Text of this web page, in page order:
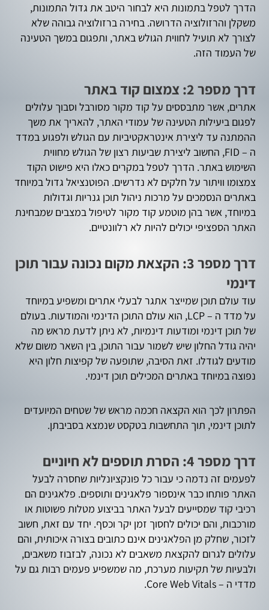
הדרך לטפל בתמונות היא לבחור היטב את גדול התמונות,
משקלן והרזולוציה הדרושה. בחירה ברזולוציה גבוהה שלא
לצורך לא תועיל לחווית הגולש באתר, ותפגום במשך הטעינה
של העמוד הזה.
דרך מספר 2: צמצום קוד באתר
אתרים, אשר מתבססים על קוד מקור מסורבל וסבוך עלולים
לפגום ביעילות הטעינה של עמודי האתר, להאריך את משך
ההמתנה עד ליצירת אינטראקטיביות עם הגולש ולפגוע במדד
ה – FID, החשוב ליצירת שביעות רצון של הגולש מחווית
השימוש באתר. הדרך לטפל במקרים כאלו היא פישוט הקוד
צמצומו וויתור על חלקים לא נדרשים. הפוטנציאל גדול במיוחד
באתרים הנסמכים על מרכות ניהול תוכן גנריות וגדולות
במיוחד, אשר בהן מוטמע קוד מקור לטיפול במצבים שמבחינת
האתר הספציפי יכולים להיות לא רלוונטיים.
דרך מספר 3: הקצאת מקום נכונה עבור תוכן
דינמי
עוד עולם תוכן שמייצר אתגר לבעלי אתרים ומשפיע במיוחד
על מדד ה – LCP, הוא עולם התוכן הדינמי והמודעות. בעולם
של תוכן דינמי ומודעות דינמיות, לא ניתן לדעת מראש מה
יהיה גודל החלון שיש לשמור עבור התוכן, בין השאר משום שלא
מודעים לגודלו. זאת הסיבה, שתופעה של קפיצות חלון היא
נפוצה במיוחד באתרים המכילים תוכן דינמי.
הפתרון לכך הוא הקצאה חכמה מראש של שטחים המיועדים
לתוכן דינמי, תוך התחשבות בטקסט שנמצא בסביבתן.
דרך מספר 4: הסרת תוספים לא חיוניים
לפעמים זה נדמה כי עבור כל פונקציונליות שחסרה לבעל
האתר פותחו כבר אינספור פלאגינים ותוספים. פלאגינים הם
רכיבי קוד שמסייעים לבעל האתר בביצוע מטלות פשוטות או
מורכבות, והם יכולים לחסוך זמן יקר וכסף. יחד עם זאת, חשוב
לזכור, שחלק מן הפלאגינים אינם כתובים בצורה איכותית, והם
עלולים לגרום להקצאת משאבים לא נכונה, לבזבוז משאבים,
ולבעיות של תקיעות מערכת, מה שמשפיע פעמים רבות גם על
מדדי ה – Core Web Vitals.